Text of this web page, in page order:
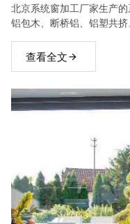
北京系统窗加工厂家生产的
铝包木、断桥铝、铝塑共
满足不同客户的需求。
查看全文